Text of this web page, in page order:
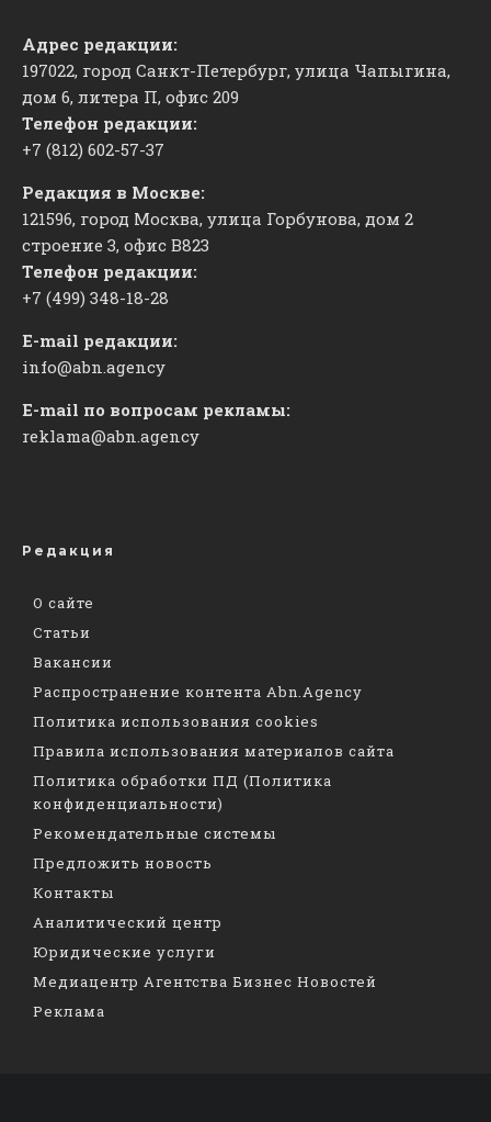
Адрес редакции:
197022, город Санкт-Петербург, улица Чапыгина,
дом 6, литера П, офис 209
Телефон редакции:
+7 (812) 602-57-37
Редакция в Москве:
121596, город Москва, улица Горбунова, дом 2
строение 3, офис ​В823
Телефон редакции:
+7 (499) 348-18-28
E-mail редакции:
info@abn.agency
E-mail по вопросам рекламы:
reklama@abn.agency
Редакция
О сайте
Статьи
Вакансии
Распространение контента Abn.Agency
Политика использования cookies
Правила использования материалов сайта
Политика обработки ПД (Политика
конфиденциальности)
Рекомендательные системы
Предложить новость
Контакты
Аналитический центр
Юридические услуги
Медиацентр Агентства Бизнес Новостей
Реклама